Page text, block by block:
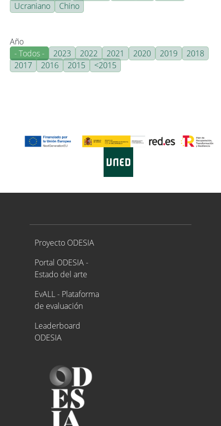
Ucraniano
Chino
Año
- Todos -
2023 2022 2021 2020 2019
2018
2017
2016 2015 <2015
Proyecto ODESIA
Proyecto ODESIA
Portal ODESIA -
Estado del arte
EvALL - Plataforma
de evaluación
Leaderboard
ODESIA